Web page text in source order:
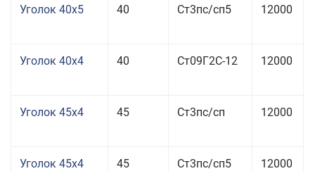
Уголок 40x5 40 Ст3пс/сп5 12000
Уголок 40x4 40 Ст09Г2С-12 12000
Уголок 45x4 45 Ст3пс/сп 12000
Уголок 45x4 45 Ст3пс/сп5 12000